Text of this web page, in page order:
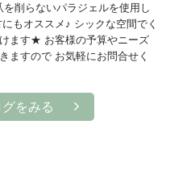
削らないパラジェルを使用し
もオススメ♪ シックな空間でく
ます★ お客様の予算やニーズ
ますので お気軽にお問合せく
をみる